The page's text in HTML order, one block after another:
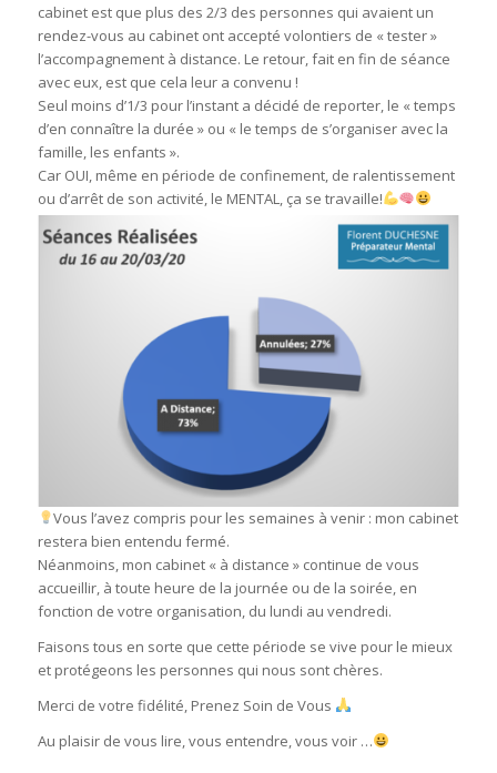
cabinet est que plus des 2/3 des personnes qui avaient un
rendez-vous au cabinet ont accepté volontiers de « tester »
l’accompagnement à distance. Le retour, fait en fin de séance
avec eux, est que cela leur a convenu !
Seul moins d’1/3 pour l’instant a décidé de reporter, le « temps
d’en connaître la durée » ou « le temps de s’organiser avec la
famille, les enfants ».
Car OUI, même en période de confinement, de ralentissement
ou d’arrêt de son activité, le MENTAL, ça se travaille!
Vous l’avez compris pour les semaines à venir : mon cabinet
restera bien entendu fermé.
Néanmoins, mon cabinet « à distance » continue de vous
accueillir, à toute heure de la journée ou de la soirée, en
fonction de votre organisation, du lundi au vendredi.
Faisons tous en sorte que cette période se vive pour le mieux
et protégeons les personnes qui nous sont chères.
Merci de votre fidélité, Prenez Soin de Vous
Au plaisir de vous lire, vous entendre, vous voir …